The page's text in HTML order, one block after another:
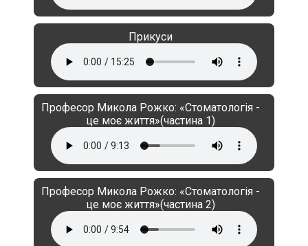
Прикуси
Професор Микола Рожко: «Стоматологія -
це моє життя»(частина 1)
Професор Микола Рожко: «Стоматологія -
це моє життя»(частина 2)